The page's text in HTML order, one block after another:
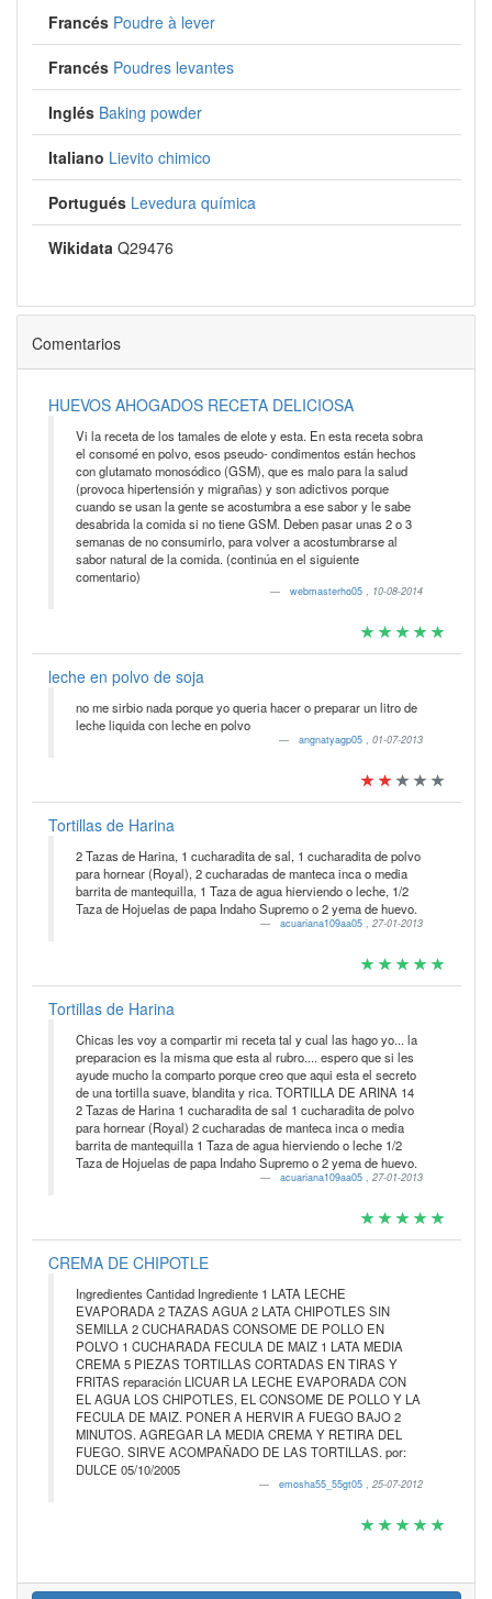
Francés Poudre à lever
Francés Poudres levantes
Inglés Baking powder
Italiano Lievito chimico
Portugués Levedura química
Wikidata Q29476
Comentarios
HUEVOS AHOGADOS RECETA DELICIOSA
Vi la receta de los tamales de elote y esta. En esta receta sobra
el consomé en polvo, esos pseudo- condimentos están hechos
con glutamato monosódico (GSM), que es malo para la salud
(provoca hipertensión y migrañas) y son adictivos porque
cuando se usan la gente se acostumbra a ese sabor y le sabe
desabrida la comida si no tiene GSM. Deben pasar unas 2 o 3
semanas de no consumirlo, para volver a acostumbrarse al
sabor natural de la comida. (continúa en el siguiente
comentario)
webmasterho05 , 10-08-2014
leche en polvo de soja
no me sirbio nada porque yo queria hacer o preparar un litro de
leche liquida con leche en polvo
angnatyagp05 , 01-07-2013
Tortillas de Harina
2 Tazas de Harina, 1 cucharadita de sal, 1 cucharadita de polvo
para hornear (Royal), 2 cucharadas de manteca inca o media
barrita de mantequilla, 1 Taza de agua hierviendo o leche, 1/2
Taza de Hojuelas de papa Indaho Supremo o 2 yema de huevo.
acuariana109aa05 , 27-01-2013
Tortillas de Harina
Chicas les voy a compartir mi receta tal y cual las hago yo... la
preparacion es la misma que esta al rubro.... espero que si les
ayude mucho la comparto porque creo que aqui esta el secreto
de una tortilla suave, blandita y rica. TORTILLA DE ARINA 14
2 Tazas de Harina 1 cucharadita de sal 1 cucharadita de polvo
para hornear (Royal) 2 cucharadas de manteca inca o media
barrita de mantequilla 1 Taza de agua hierviendo o leche 1/2
Taza de Hojuelas de papa Indaho Supremo o 2 yema de huevo.
acuariana109aa05 , 27-01-2013
CREMA DE CHIPOTLE
Ingredientes Cantidad Ingrediente 1 LATA LECHE
EVAPORADA 2 TAZAS AGUA 2 LATA CHIPOTLES SIN
SEMILLA 2 CUCHARADAS CONSOME DE POLLO EN
POLVO 1 CUCHARADA FECULA DE MAIZ 1 LATA MEDIA
CREMA 5 PIEZAS TORTILLAS CORTADAS EN TIRAS Y
FRITAS reparación LICUAR LA LECHE EVAPORADA CON
EL AGUA LOS CHIPOTLES, EL CONSOME DE POLLO Y LA
FECULA DE MAIZ. PONER A HERVIR A FUEGO BAJO 2
MINUTOS. AGREGAR LA MEDIA CREMA Y RETIRA DEL
FUEGO. SIRVE ACOMPAÑADO DE LAS TORTILLAS. por:
DULCE 05/10/2005
emosha55_55gt05 , 25-07-2012